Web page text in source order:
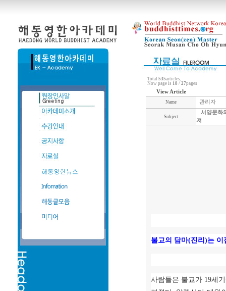
Total 535articles,
Now page is 18 / 27pages
View Article
Name 관리자
Subject
서양문화
져
불교의 담마(진리 )는 이
사람들은 불교가 19세